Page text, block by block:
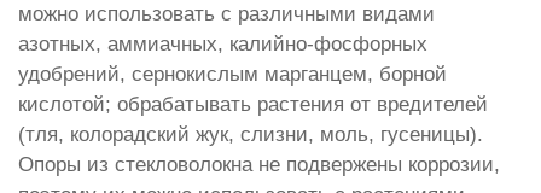
можно использовать с различными видами
азотных, аммиачных, калийно-фосфорных
удобрений, сернокислым марганцем, борной
кислотой; обрабатывать растения от вредителей
(тля, колорадский жук, слизни, моль, гусеницы).
Опоры из стекловолокна не подвержены коррозии,